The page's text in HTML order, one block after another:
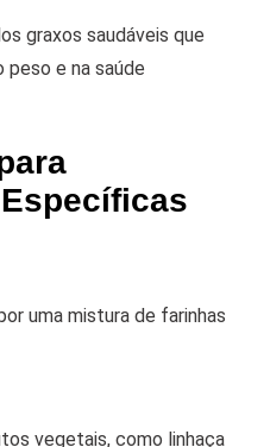
graxos saudáveis que
peso e na saúde
uma mistura de farinhas
vegetais, como linhaça